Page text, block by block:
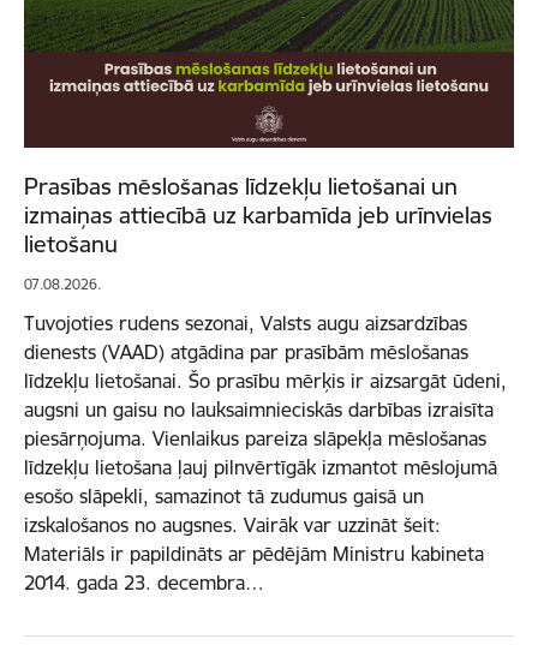
Prasības mēslošanas līdzekļu lietošanai un
izmaiņas attiecībā uz karbamīda jeb urīnvielas
lietošanu
07.08.2026.
Tuvojoties rudens sezonai, Valsts augu aizsardzības
dienests (VAAD) atgādina par prasībām mēslošanas
līdzekļu lietošanai. Šo prasību mērķis ir aizsargāt ūdeni,
augsni un gaisu no lauksaimnieciskās darbības izraisīta
piesārņojuma. Vienlaikus pareiza slāpekļa mēslošanas
līdzekļu lietošana ļauj pilnvērtīgāk izmantot mēslojumā
esošo slāpekli, samazinot tā zudumus gaisā un
izskalošanos no augsnes. Vairāk var uzzināt šeit:
Materiāls ir papildināts ar pēdējām Ministru kabineta
2014. gada 23. decembra…